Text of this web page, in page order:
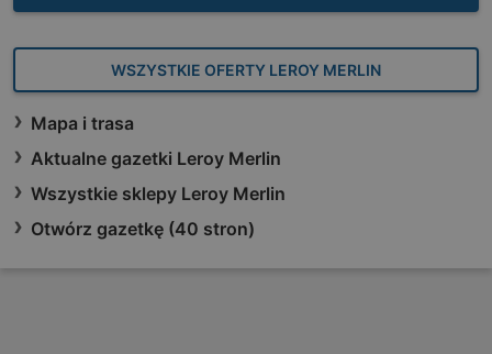
WSZYSTKIE OFERTY LEROY MERLIN
Mapa i trasa
Aktualne gazetki Leroy Merlin
Wszystkie sklepy Leroy Merlin
Otwórz gazetkę (40 stron)